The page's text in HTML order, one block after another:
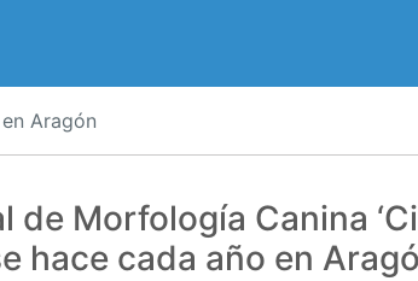
Aragón
de Morfología Canina
hace cada año en